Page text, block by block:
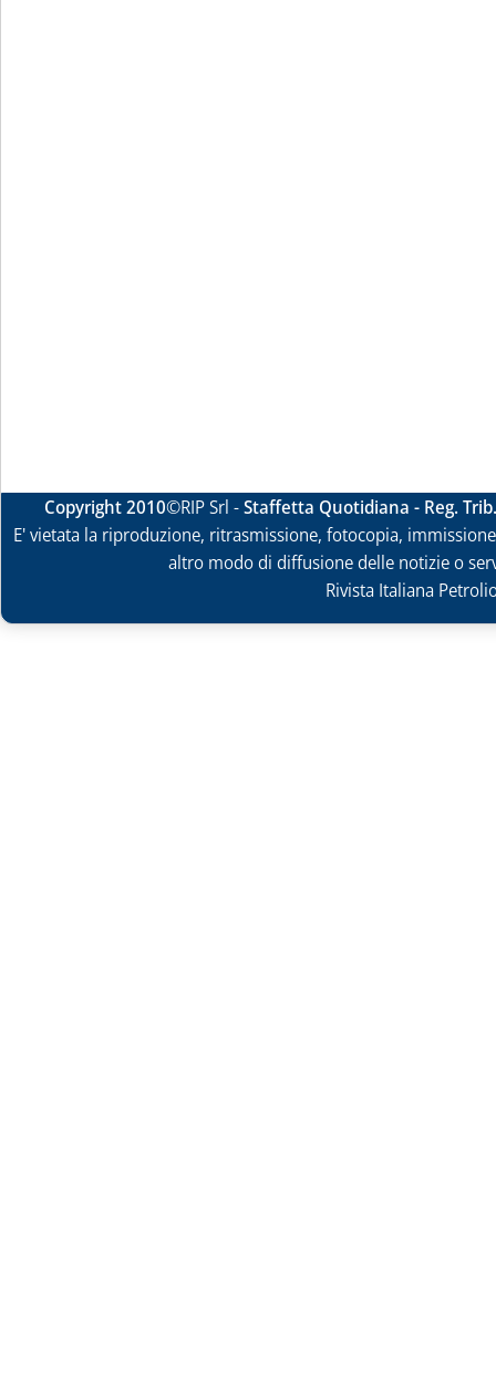
Copyright 2010©RIP Srl -Staffetta Quotidiana - Reg.
E' vietata la riproduzione, ritrasmissione, fotocopia,
altro modo di diffusione delle notizie o
Rivista Italiana